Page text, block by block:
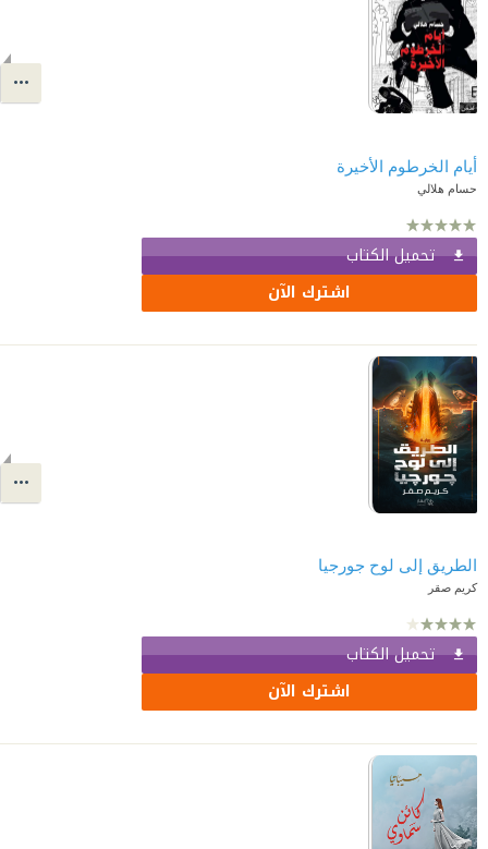
أيام الخرطوم الأخيرة
حسام هلالي
تحميل الكتاب
اشترك الآن
الطريق إلى لوح جورجيا
كريم صقر
تحميل الكتاب
اشترك الآن